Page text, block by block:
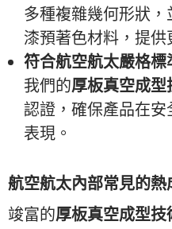
多種複雜幾何形狀
漆預著色材料，提供
符合航空航太嚴格標
我們的厚板真空成型
認證，確保產品在
表現。
航空航太內部常見的熱
竣富的厚板真空成型技